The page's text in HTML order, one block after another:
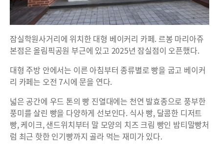
잠실학원사거리에 위치한 대형 베이커리 카페. 르봉 마리아쥬
본점은 올림픽공원 부근에 있고 2025년 잠실점이 오픈했다.
대형 주방 안에서는 이른 아침부터 종류별로 빵을 굽고 베이커
리 카페는 오전 7시에 문을 연다.
넓은 공간에 우드 톤의 빵 진열대에는 천연 발효종으로 풍부한
풍미를 살린 빵을 다양하게 선보인다. 식사 빵, 달콤한 디저트
빵, 케이크, 샌드위치부터 말 모양의 치즈 크림 빵인 밤티말빵처
럼 최근 핫한 인기빵까지 골라 먹는 재미가 있다.